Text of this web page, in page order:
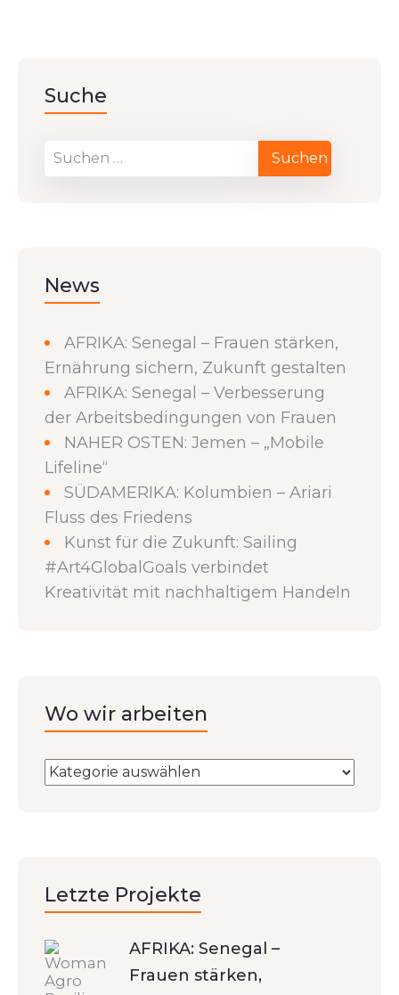
Suche
News
AFRIKA: Senegal – Frauen stärken,
Ernährung sichern, Zukunft gestalten
AFRIKA: Senegal – Verbesserung
der Arbeitsbedingungen von Frauen
NAHER OSTEN: Jemen – „Mobile
Lifeline“
SÜDAMERIKA: Kolumbien – Ariari
Fluss des Friedens
Kunst für die Zukunft: Sailing
#Art4GlobalGoals verbindet
Kreativität mit nachhaltigem Handeln
Wo wir arbeiten
Letzte Projekte
AFRIKA: Senegal –
Frauen stärken,